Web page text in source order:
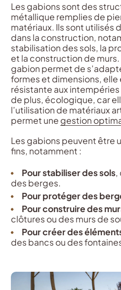
Les gabions sont des
métallique remplies de
matériaux. Ils sont utilisés
dans la construction,
stabilisation des sols, la
et la construction de
gabion permet de
formes et dimensions,
résistante aux
de plus, écologique, car
l’utilisation de matériaux
permet une gestion
Les gabions peuvent être
fins, notamment :
Pour stabiliser des sols,
des berges.
Pour protéger des
Pour construire des
clôtures ou des murs de
Pour créer des
des bancs ou des